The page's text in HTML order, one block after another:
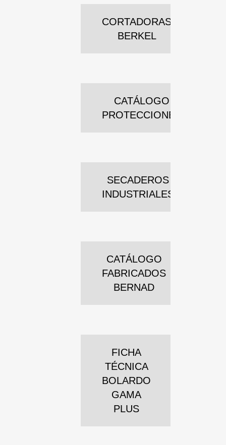
CORTADORAS
BERKEL
CATÁLOGO
PROTECCIONES
SECADEROS
INDUSTRIALES
CATÁLOGO
FABRICADOS
BERNAD
FICHA
TÉCNICA
BOLARDO
GAMA
PLUS